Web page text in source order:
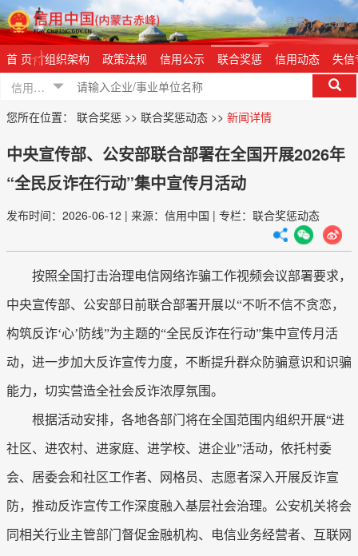
登录| 注册
首 页 组织架构 政策法规 信用公示 联合奖惩 信用动态
失信
信用信息
您所在位置： 联合奖惩 >> 联合奖惩动态 >> 新闻详情
中央宣传部、公安部联合部署在全国开展2026年
“全民反诈在行动”集中宣传月活动
发布时间：2026-06-12 | 来源：信用中国 | 专栏：联合奖惩动态
按照全国打击治理电信网络诈骗工作视频会议部署要求，
中央宣传部、公安部日前联合部署开展以“不听不信不贪恋，
构筑反诈‘心’防线”为主题的“全民反诈在行动”集中宣传月活
动，进一步加大反诈宣传力度，不断提升群众防骗意识和识骗
能力，切实营造全社会反诈浓厚氛围。
根据活动安排，各地各部门将在全国范围内组织开展“进
社区、进农村、进家庭、进学校、进企业”活动，依托村委
会、居委会和社区工作者、网格员、志愿者深入开展反诈宣
防，推动反诈宣传工作深度融入基层社会治理。公安机关将会
同相关行业主管部门督促金融机构、电信业务经营者、互联网